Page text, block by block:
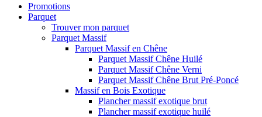
Promotions
Parquet
Trouver mon parquet
Parquet Massif
Parquet Massif en Chêne
Parquet Massif Chêne Huilé
Parquet Massif Chêne Verni
Parquet Massif Chêne Brut Pré-Poncé
Massif en Bois Exotique
Plancher massif exotique brut
Plancher massif exotique huilé